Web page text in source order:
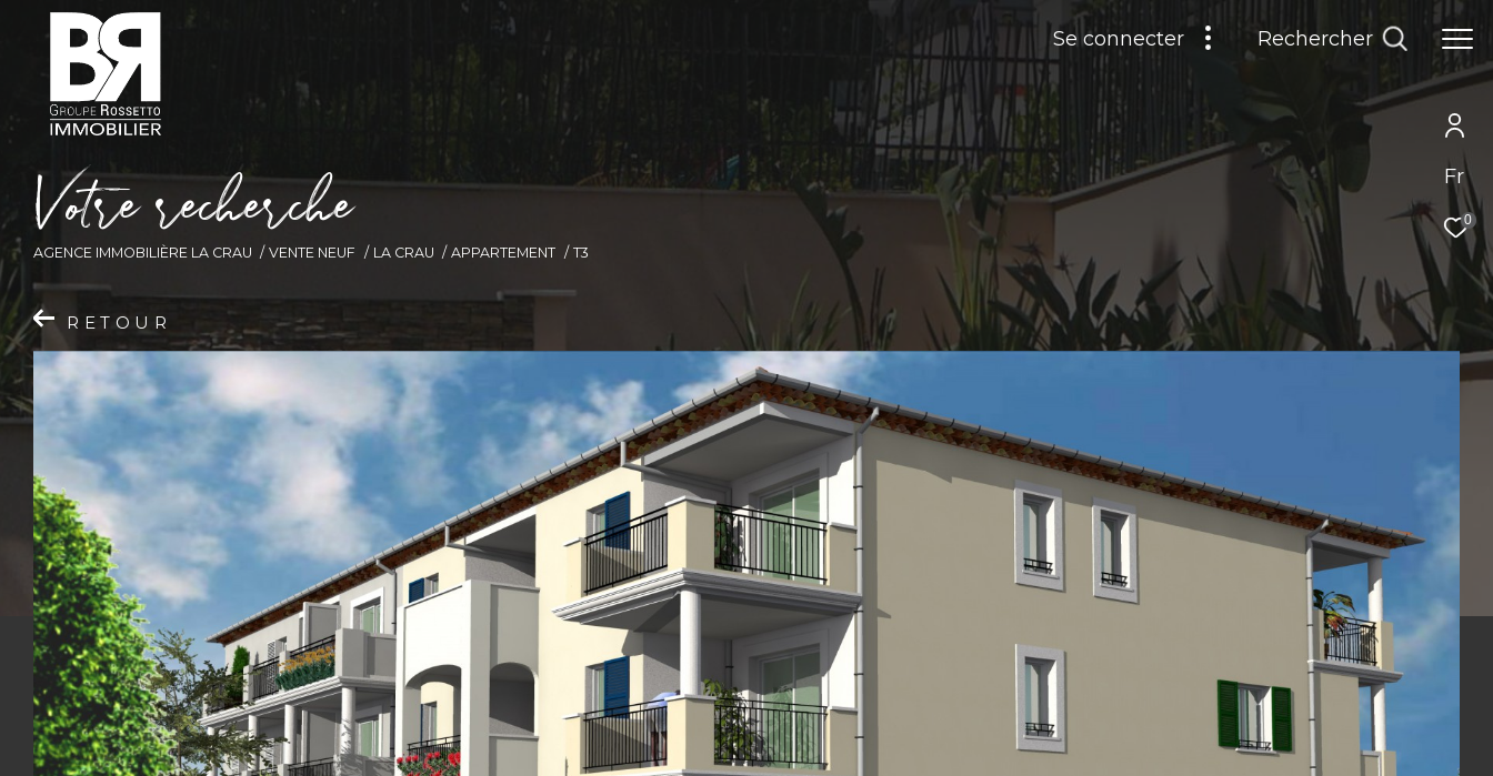
Fr
0
Se connecter Rechercher
Votre recherche
AGENCE IMMOBILIÈRE LA CRAU VENTE NEUF LA CRAU APPARTEMENT T3
RETOUR